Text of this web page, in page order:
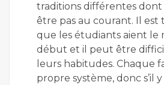
traditions différentes dont
être pas au courant. Il est
que les étudiants aient le
début et il peut être
leurs habitudes. Chaque
propre système, donc s’il